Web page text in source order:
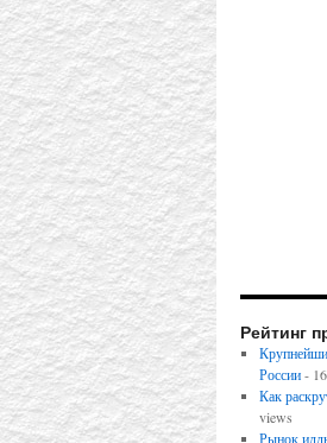
Рейтинг
России-
Как
views
Рынок